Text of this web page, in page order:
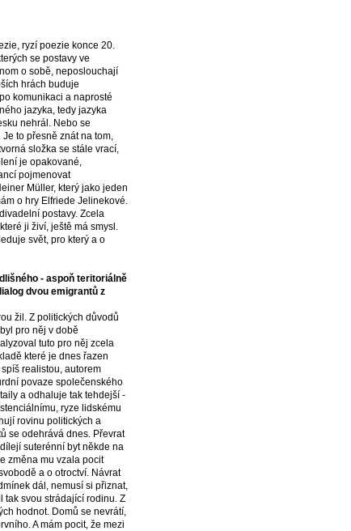
ryzí poezie konce 20.
se postavy ve
o sobě, neposlouchají
hrách buduje
komunikaci a naprosté
jazyka, tedy jazyka
nehrál. Nebo se
to přesně znát na tom,
složka se stále vrací,
je opakované,
pojmenovat
Müller, který jako jeden
o hry Elfriede Jelinekové.
postavy. Zcela
ji živí, ještě má smysl.
svět, pro který a o
- aspoň teritoriálně
dvou emigrantů z
žil. Z politických důvodů
pro něj v době
tuto pro něj zcela
které je dnes řazen
realistou, autorem
povaze společenského
a odhaluje tak tehdejší -
ryze lidskému
rovinu politických a
se odehrává dnes. Převrat
suterénní byt někde na
změna mu vzala pocit
a o otroctví. Návrat
dál, nemusí si přiznat,
tak svou strádající rodinu. Z
hodnot. Domů se nevrátí,
A mám pocit, že mezi